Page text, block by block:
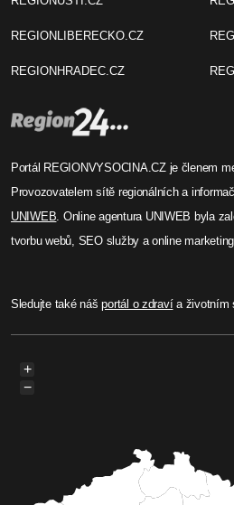
kompenzačního